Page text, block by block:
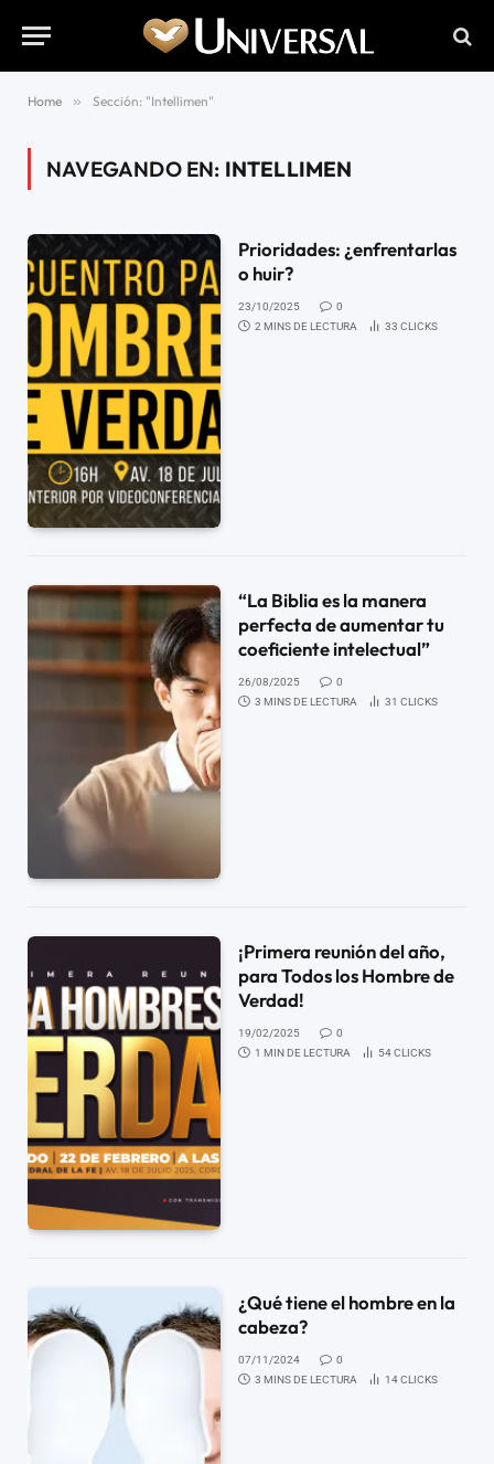
Home » Sección: "Intellimen"
NAVEGANDO EN: INTELLIMEN
Prioridades: ¿enfrentarlas
o huir?
23/10/2025
0
2 MINS DE LECTURA
33CLICKS
“La Biblia es la manera
perfecta de aumentar tu
coeficiente intelectual”
26/08/2025
0
3 MINS DE LECTURA
31CLICKS
¡Primera reunión del año,
para Todos los Hombre de
Verdad!
19/02/2025
0
1 MIN DE LECTURA
54CLICKS
¿Qué tiene el hombre en la
cabeza?
07/11/2024
0
3 MINS DE LECTURA
14CLICKS